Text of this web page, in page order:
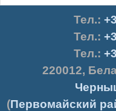
Тел.:
Тел.:
Тел.:
220012,
(Первомайский